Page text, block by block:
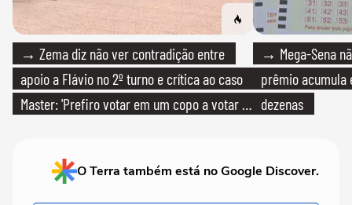
→ Zema diz não ver contradição entre
apoio a Flávio no 2º turno e crítica ao caso
Master: 'Prefiro votar em um copo a votar no
→ Mega-Sena
prêmio acumula
dezenas
O Terra também está no Google Discover.